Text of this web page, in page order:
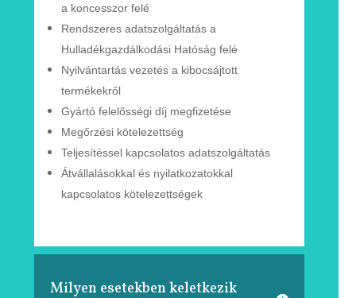
a koncesszor felé
Rendszeres adatszolgáltatás a
Hulladékgazdálkodási Hatóság felé
Nyilvántartás vezetés a kibocsájtott
termékekről
Gyártó felelősségi díj megfizetése
Megőrzési kötelezettség
Teljesítéssel kapcsolatos adatszolgáltatás
Átvállalásokkal és nyilatkozatokkal
kapcsolatos kötelezettségek
Milyen esetekben keletkezik